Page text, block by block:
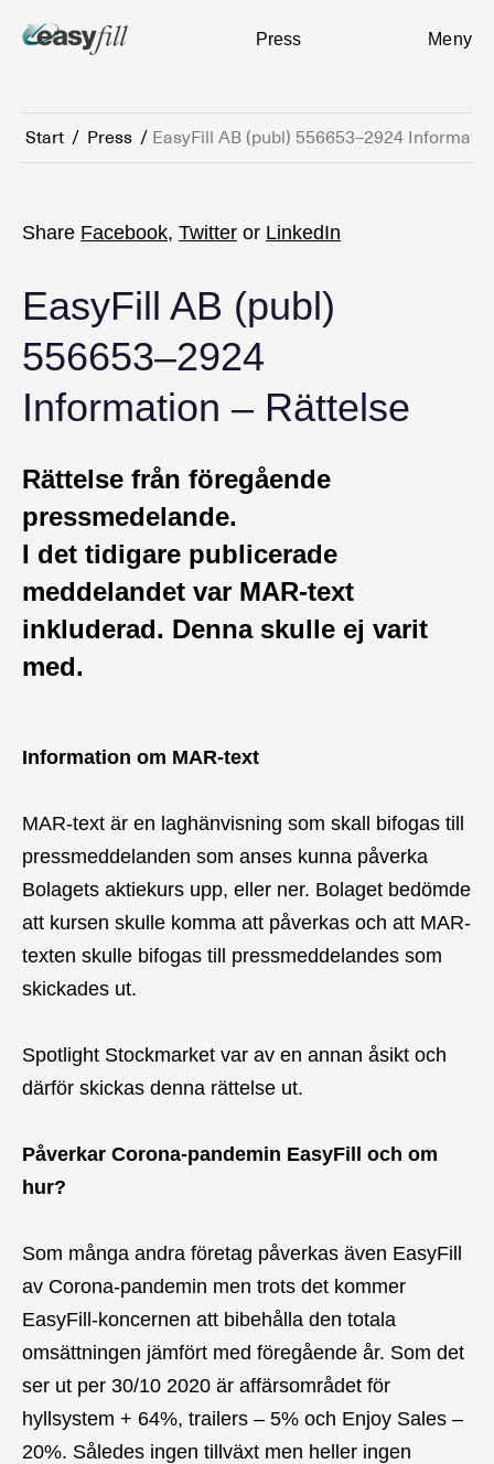
Press Meny
Start / Press / EasyFill AB (publ) 556653–2924
Share Facebook, Twitter or LinkedIn
EasyFill AB (publ)
556653–2924
Information – Rättelse
Rättelse från föregående
pressmedelande.
I det tidigare publicerade
meddelandet var MAR-text
inkluderad. Denna skulle ej varit
med.
Information om MAR-text
MAR-text är en laghänvisning som skall bifogas till
pressmeddelanden som anses kunna påverka
Bolagets aktiekurs upp, eller ner. Bolaget bedömde
att kursen skulle komma att påverkas och att MAR-
texten skulle bifogas till pressmeddelandes som
skickades ut.
Spotlight Stockmarket var av en annan åsikt och
därför skickas denna rättelse ut.
Påverkar Corona-pandemin EasyFill och om
hur?
Som många andra företag påverkas även EasyFill
av Corona-pandemin men trots det kommer
EasyFill-koncernen att bibehålla den totala
omsättningen jämfört med föregående år. Som det
ser ut per 30/10 2020 är affärsområdet för
hyllsystem + 64%, trailers – 5% och Enjoy Sales –
20%. Således ingen tillväxt men heller ingen